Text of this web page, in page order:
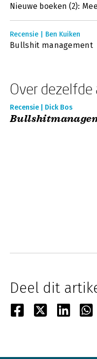
Nieuwe boeken (2):
Recensie | Ben Kuiken
Bullshit management
Over
Recensie | Dick Bos
Deel dit